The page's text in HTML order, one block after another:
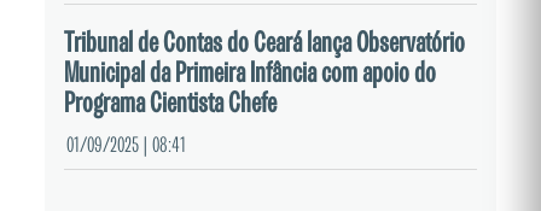
Tribunal de Contas do Ceará lança Observatório
Municipal da Primeira Infância com apoio do
Programa Cientista Chefe
01/09/2025 | 08:41